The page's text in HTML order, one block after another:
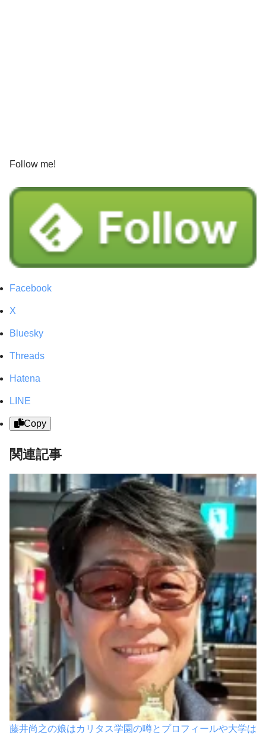
Follow me!
Facebook
X
Bluesky
Threads
Hatena
LINE
Copy
関連記事
藤井尚之の娘はカリタス学園の噂とプロフィールや大学は